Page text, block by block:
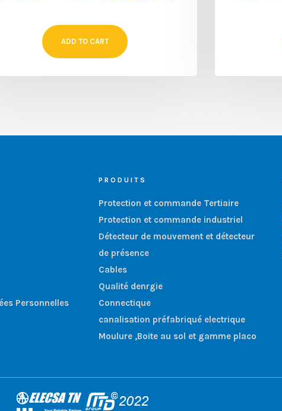
ADD TO CART
Personnelles
PRODUITS
Protection et commande Tertiaire
Protection et commande industriel
Détecteur de mouvement et détecteur
de présence
Cables
Qualité denrgie
Connectique
canalisation préfabriqué electrique
Moulure ,Boite au sol et gamme placo